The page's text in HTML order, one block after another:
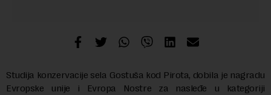
Studija konzervacije sela Gostuša kod Pirota, dobila je nagradu
Evropske unije i Evropa Nostre za nasleđe u kategoriji